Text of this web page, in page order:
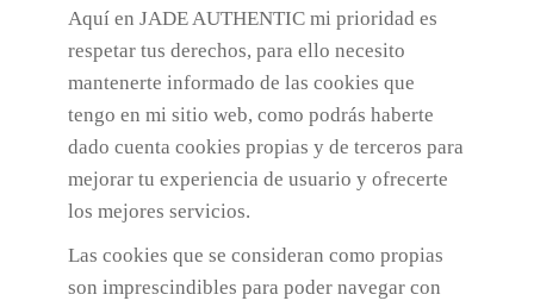
Aquí en JADE AUTHENTIC mi prioridad es
respetar tus derechos, para ello necesito
mantenerte informado de las cookies que
tengo en mi sitio web, como podrás haberte
dado cuenta cookies propias y de terceros para
mejorar tu experiencia de usuario y ofrecerte
los mejores servicios.
Las cookies que se consideran como propias
son imprescindibles para poder navegar con